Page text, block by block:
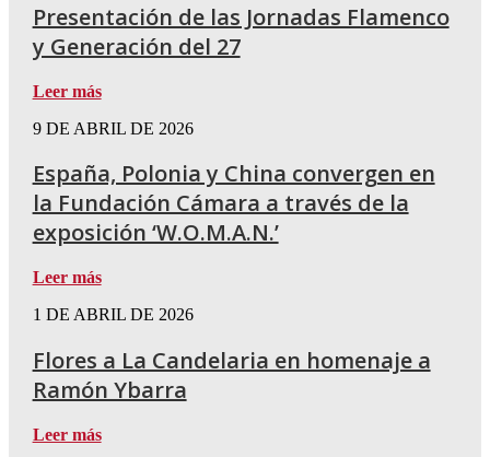
Presentación de las Jornadas Flamenco
y Generación del 27
Leer más
9 DE ABRIL DE 2026
España, Polonia y China convergen en
la Fundación Cámara a través de la
exposición ‘W.O.M.A.N.’
Leer más
1 DE ABRIL DE 2026
Flores a La Candelaria en homenaje a
Ramón Ybarra
Leer más